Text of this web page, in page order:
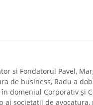
si Fondatorul Pavel,
de business, Radu a
domeniul Corporativ și
societatii de avocatura,